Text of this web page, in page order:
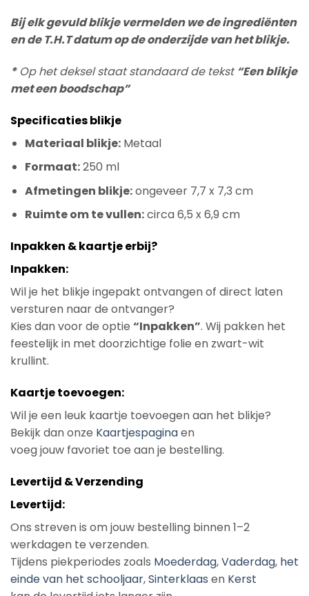
Bij elk gevuld blikje vermelden we de ingrediënten
en de T.H.T datum op de onderzijde van het blikje.
*Op het deksel staat standaard de tekst“Een blikje
met een boodschap”
Specificaties blikje
Materiaal blikje:Metaal
Formaat:250 ml
Afmetingen blikje:ongeveer 7,7 x 7,3 cm
Ruimte om te vullen:circa 6,5 x 6,9 cm
Inpakken & kaartje erbij?
Inpakken:
Wil je het blikje ingepakt ontvangen of direct laten
versturen naar de ontvanger?
Kies dan voor de optie “Inpakken”. Wij pakken het
feestelijk in met doorzichtige folie en zwart-wit
krullint.
Kaartje toevoegen:
Wil je een leuk kaartje toevoegen aan het blikje?
Bekijk dan onze Kaartjespaginaen
voeg jouw favoriet toe aan je bestelling.
Levertijd & Verzending
Levertijd:
Ons streven is om jouw bestelling binnen 1–2
werkdagen te verzenden.
Tijdens piekperiodes zoals Moederdag,Vaderdag, het
einde van het schooljaar,Sinterklaas en Kerst